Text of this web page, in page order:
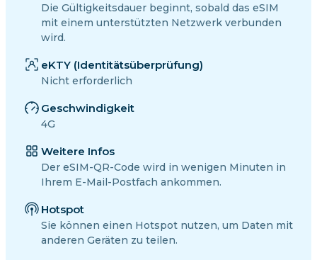
Die Gültigkeitsdauer beginnt, sobald das eSIM
mit einem unterstützten Netzwerk verbunden
wird.
eKTY (Identitätsüberprüfung)
Nicht erforderlich
Geschwindigkeit
4G
Weitere Infos
Der eSIM-QR-Code wird in wenigen Minuten in
Ihrem E-Mail-Postfach ankommen.
Hotspot
Sie können einen Hotspot nutzen, um Daten mit
anderen Geräten zu teilen.